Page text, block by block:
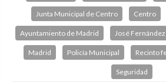
Junta Municipal de Centro Centro
Ayuntamiento de Madrid José Fernández
Madrid Policía Municipal Recinto
Seguridad